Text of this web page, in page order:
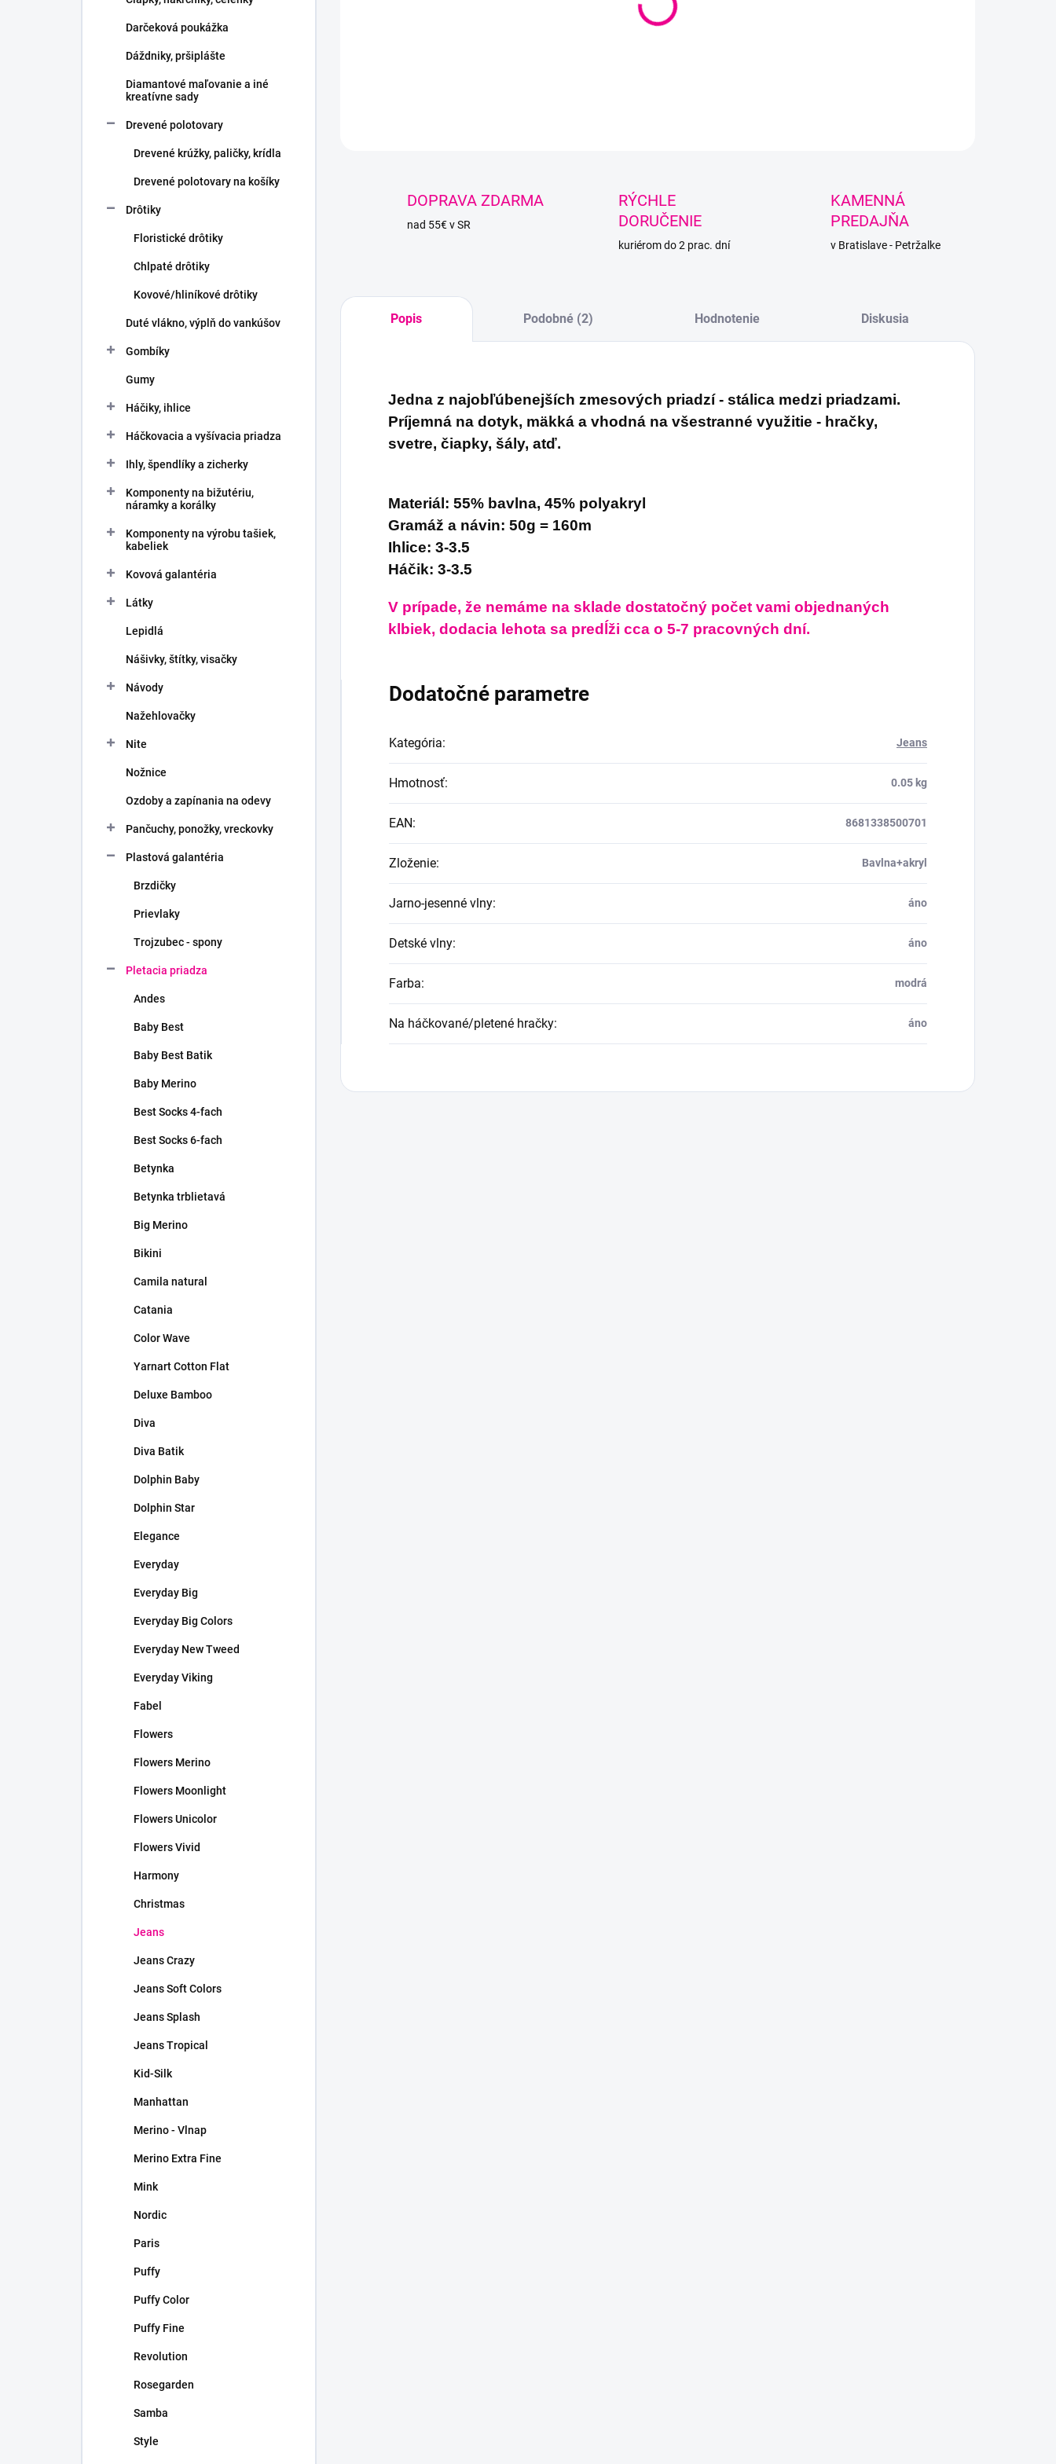
Darčeková poukážka
Dáždniky, pršiplášte
Diamantové maľovanie a iné
kreatívne sady
Drevené polotovary
Drevené krúžky, paličky, krídla
Drevené polotovary na košíky
Drôtiky
Floristické drôtiky
Chlpaté drôtiky
Kovové/hliníkové drôtiky
Duté vlákno, výplň do vankúšov
Gombíky
Gumy
Háčiky, ihlice
Háčkovacia a vyšívacia priadza
Ihly, špendlíky a zicherky
Komponenty na bižutériu,
náramky a korálky
Komponenty na výrobu tašiek,
kabeliek
Kovová galantéria
Látky
Lepidlá
Nášivky, štítky, visačky
Návody
Nažehlovačky
Nite
Nožnice
Ozdoby a zapínania na odevy
Pančuchy, ponožky, vreckovky
Plastová galantéria
Brzdičky
Prievlaky
Trojzubec - spony
Pletacia priadza
Andes
Baby Best
Baby Best Batik
Baby Merino
Best Socks 4-fach
Best Socks 6-fach
Betynka
Betynka trblietavá
Big Merino
Bikini
Camila natural
Catania
Color Wave
Yarnart Cotton Flat
Deluxe Bamboo
Diva
Diva Batik
Dolphin Baby
Dolphin Star
Elegance
Everyday
Everyday Big
Everyday Big Colors
Everyday New Tweed
Everyday Viking
Fabel
Flowers
Flowers Merino
Flowers Moonlight
Flowers Unicolor
Flowers Vivid
Harmony
Christmas
Jeans
Jeans Crazy
Jeans Soft Colors
Jeans Splash
Jeans Tropical
Kid-Silk
Manhattan
Merino - Vlnap
Merino Extra Fine
Mink
Nordic
Paris
Puffy
Puffy Color
Puffy Fine
Revolution
Rosegarden
Samba
Style
DOPRAVA ZDARMA
nad 55€ v SR
RÝCHLE
DORUČENIE
kuriérom do 2 prac. dní
KAMENNÁ
PREDAJŇA
v Bratislave - Petržalke
Popis Podobné (2) Hodnotenie Diskusia
Jedna z najobľúbenejších zmesových priadzí - stálica medzi priadzami.
Príjemná na dotyk, mäkká a vhodná na všestranné využitie - hračky,
svetre, čiapky, šály, atď.
Materiál: 55% bavlna, 45% polyakryl
Gramáž a návin: 50g = 160m
Ihlice: 3-3.5
Háčik: 3-3.5
V prípade, že nemáme na sklade dostatočný počet vami objednaných
klbiek, dodacia lehota sa predĺži cca o 5-7 pracovných dní.
Dodatočné parametre
Kategória: Jeans
Hmotnosť: 0.05 kg
EAN: 8681338500701
Zloženie: Bavlna+akryl
Jarno-jesenné vlny: áno
Detské vlny: áno
Farba: modrá
Na háčkované/pletené hračky: áno